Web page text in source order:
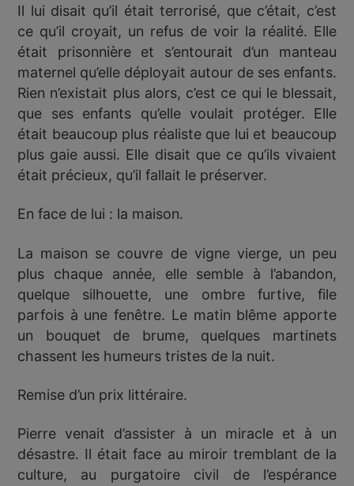
Il lui disait qu’il était terrorisé, que c’était, c’est
ce qu’il croyait, un refus de voir la réalité. Elle
était prisonnière et s’entourait d’un manteau
maternel qu’elle déployait autour de ses enfants.
Rien n’existait plus alors, c’est ce qui le blessait,
que ses enfants qu’elle voulait protéger. Elle
était beaucoup plus réaliste que lui et beaucoup
plus gaie aussi. Elle disait que ce qu’ils vivaient
était précieux, qu’il fallait le préserver.
En face de lui : la maison.
La maison se couvre de vigne vierge, un peu
plus chaque année, elle semble à l’abandon,
quelque silhouette, une ombre furtive, file
parfois à une fenêtre. Le matin blême apporte
un bouquet de brume, quelques martinets
chassent les humeurs tristes de la nuit.
Remise d’un prix littéraire.
Pierre venait d’assister à un miracle et à un
désastre. Il était face au miroir tremblant de la
culture, au purgatoire civil de l’espérance